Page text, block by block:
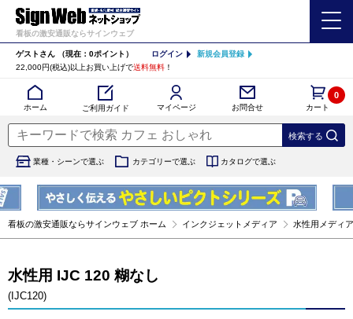
看板の激安通販ならサインウェブ
ゲストさん （現在：0ポイント） ログイン
新規会員登録
22,000円(税込)以上お買い上げで送料無料 ！
ホーム ご利用ガイド マイページ お問合せ カート
0
業種・シーンで選ぶ カテゴリーで選ぶ カタログで選ぶ
看板の激安通販ならサインウェブ ホーム インクジェットメディア 水性用メディア
水性用 IJC 120 糊なし
(IJC120)